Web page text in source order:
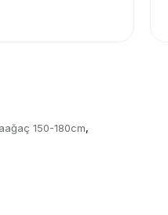
150-180cm,